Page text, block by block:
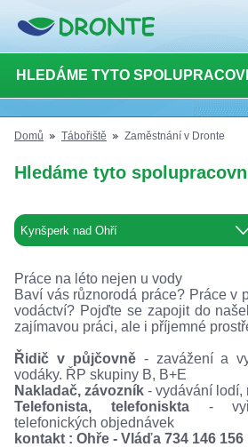
HLEDÁME TYTO
Domů Tábořiště Zaměstnání v Dronte
Hledáme tyto
Práce na léto nejen u vody
Baví vás různorodá práce? Práce v
vodáctví? Pojďte se zapojit do
zajímavou práci, ale i příjemné
Řidič v půjčovně- zavážení a
vodáky. ŘP skupiny B, B+E
Nakladač, závozník - vydávání lodí,
Telefonista, telefoniskta-
telefonických objednávek
kontakt : Ohře - Vláďa 734 146 156